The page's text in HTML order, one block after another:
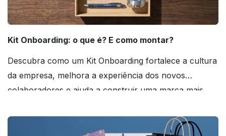
Kit Onboarding: o que é? E como montar?
Descubra como um Kit Onboarding fortalece a cultura
da empresa, melhora a experiência dos novos
colaboradores e ajuda a construir uma marca mais